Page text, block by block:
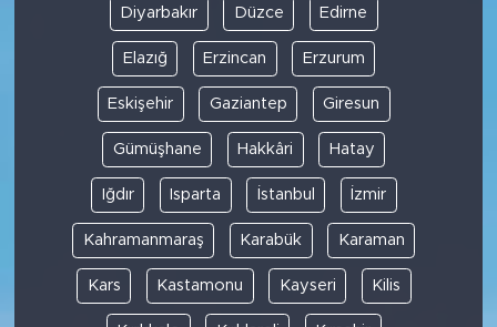
Diyarbakır Düzce Edirne
Elazığ Erzincan Erzurum
Eskişehir Gaziantep Giresun
Gümüşhane Hakkâri Hatay
Iğdır Isparta İstanbul İzmir
Kahramanmaraş Karabük Karaman
Kars Kastamonu Kayseri Kilis